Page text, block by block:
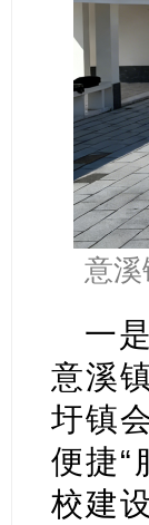
意溪
一
意溪
圩镇
便捷“
校建